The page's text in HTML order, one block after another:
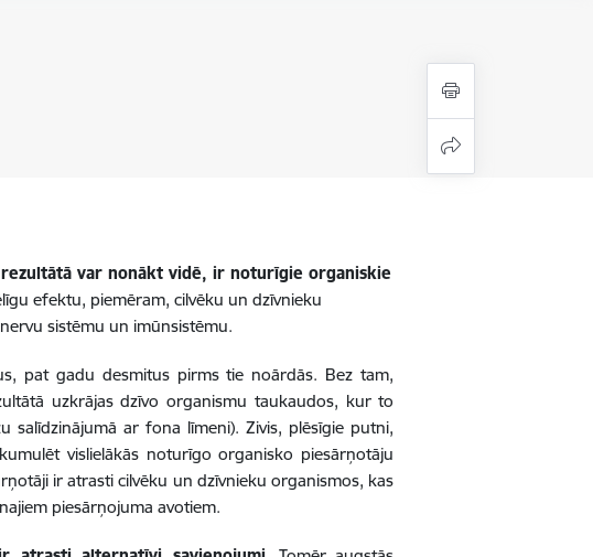
var nonākt vidē, ir noturīgie organiskie
efektu, piemēram, cilvēku un dzīvnieku
sistēmu un imūnsistēmu.
pat gadu desmitus pirms tie noārdās. Bez tam,
uzkrājas dzīvo organismu taukaudos, kur to
ar fona līmeni). Zivis, plēsīgie putni,
vislielākās noturīgo organisko piesārņotāju
ir atrasti cilvēku un dzīvnieku organismos, kas
piesārņojuma avotiem.